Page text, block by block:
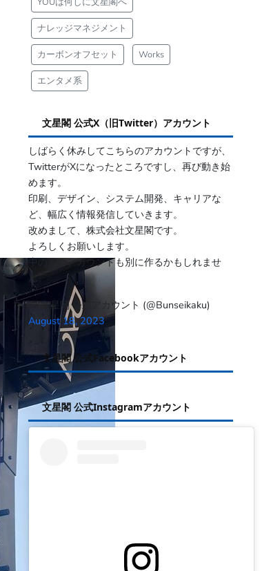
ナレッジマネジメント
カーボンオフセット Works
エンタメ系
文星閣 公式X（旧Twitter）アカウント
しばらく休みしてこちらのアカウントですが、
TwitterがXになったところですし、再び動き始
めます。
印刷、デザイン、システム開発、キャリアな
ど、幅広く情報発信していきます。
改めまして、株式会社文星閣です。
よろしくお願いします。
中の人のアカウントも別に作るかもしれませ
ん。
— 文星閣 公式アカウント (@Bunseikaku)
August 18, 2023
文星閣 公式Facebookアカウント
文星閣 公式Instagramアカウント